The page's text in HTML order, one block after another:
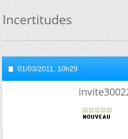
Incertitudes
01/03/2011, 10h29